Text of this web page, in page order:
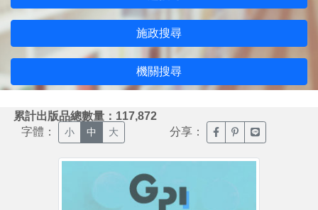
施政搜尋
機關搜尋
累計出版品總數量：117,872
字體： 小 中 大 分享： 臉書分享(另開新視窗)
噗浪分享(另開新
Line分享(另